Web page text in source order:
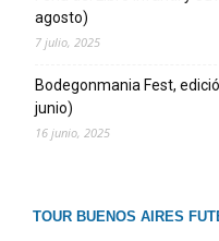
agosto)
7 julio, 2025
Bodegonmania Fest,
junio)
16 junio, 2025
TOUR BUENOS AIRES